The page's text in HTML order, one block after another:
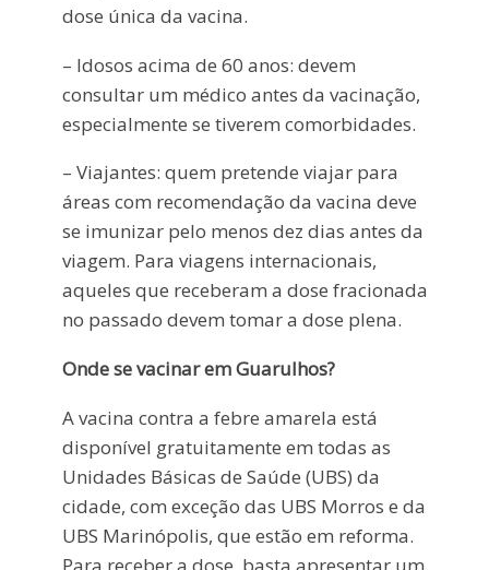
dose única da vacina.
– Idosos acima de 60 anos: devem
consultar um médico antes da vacinação,
especialmente se tiverem comorbidades.
– Viajantes: quem pretende viajar para
áreas com recomendação da vacina deve
se imunizar pelo menos dez dias antes da
viagem. Para viagens internacionais,
aqueles que receberam a dose fracionada
no passado devem tomar a dose plena.
Onde se vacinar em Guarulhos?
A vacina contra a febre amarela está
disponível gratuitamente em todas as
Unidades Básicas de Saúde (UBS) da
cidade, com exceção das UBS Morros e da
UBS Marinópolis, que estão em reforma.